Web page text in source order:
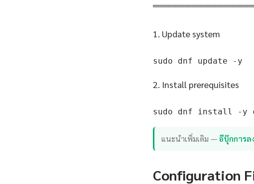
1. Update system
sudo dnf update -y
2. Install prerequisites
sudo dnf install -y
แนะนำเพิ่มเติม —อีบุ๊กการล
Configuration